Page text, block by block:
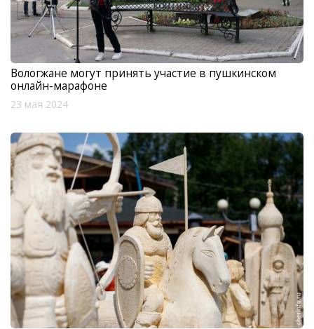
Вологжане могут принять участие в пушкинском
онлайн-марафоне
23 мая 2024